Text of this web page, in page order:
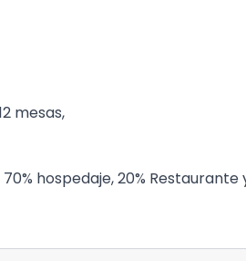
mesas,
hospedaje, 20% Restaurante